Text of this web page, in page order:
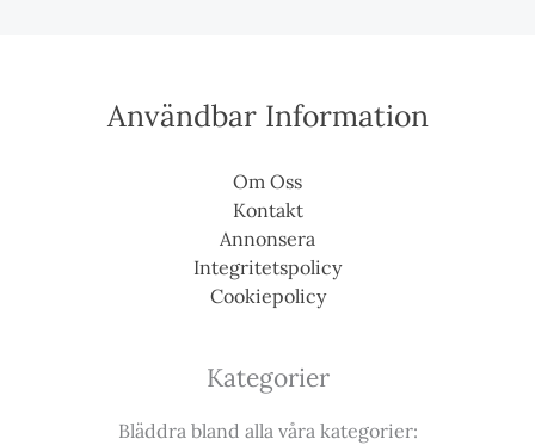
Användbar Information
Om Oss
Kontakt
Annonsera
Integritetspolicy
Cookiepolicy
Kategorier
Bläddra bland alla våra kategorier: